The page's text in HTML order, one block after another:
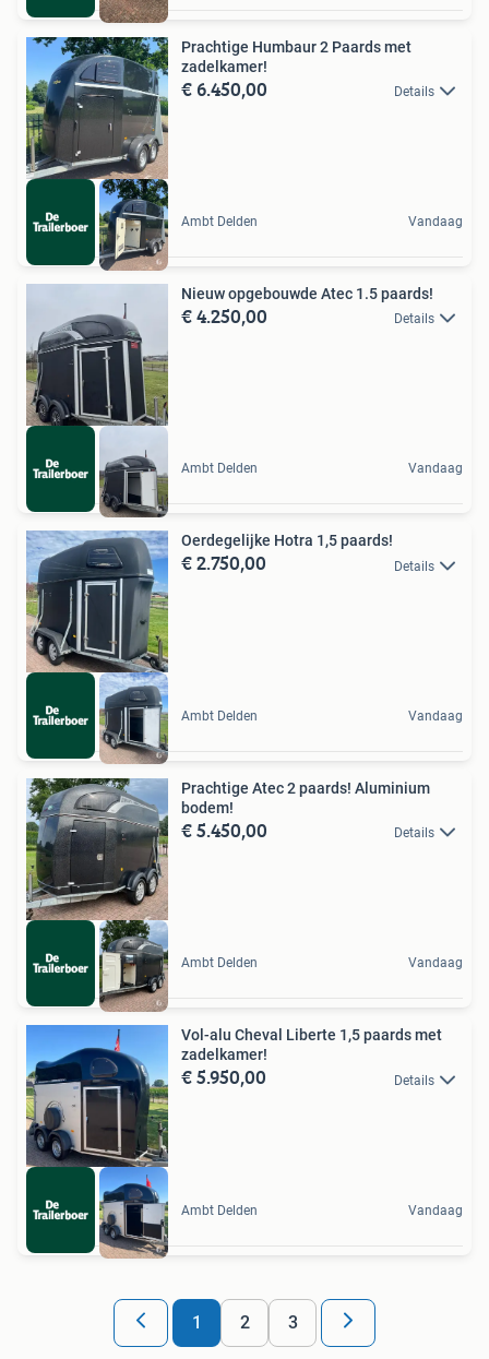
Prachtige Humbaur 2 Paards met
zadelkamer!
€ 6.450,00 Details
Ambt Delden Vandaag
Nieuw opgebouwde Atec 1.5 paards!
€ 4.250,00 Details
Ambt Delden Vandaag
Oerdegelijke Hotra 1,5 paards!
€ 2.750,00 Details
Ambt Delden Vandaag
Prachtige Atec 2 paards! Aluminium
bodem!
€ 5.450,00 Details
Ambt Delden Vandaag
Vol-alu Cheval Liberte 1,5 paards met
zadelkamer!
€ 5.950,00 Details
Ambt Delden Vandaag
1 2 3